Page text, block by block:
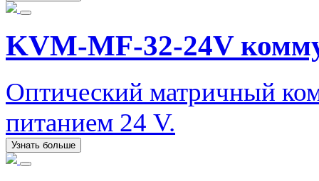
KVM-MF-32-24V
Оптический матричный
питанием 24 V.
Узнать больше